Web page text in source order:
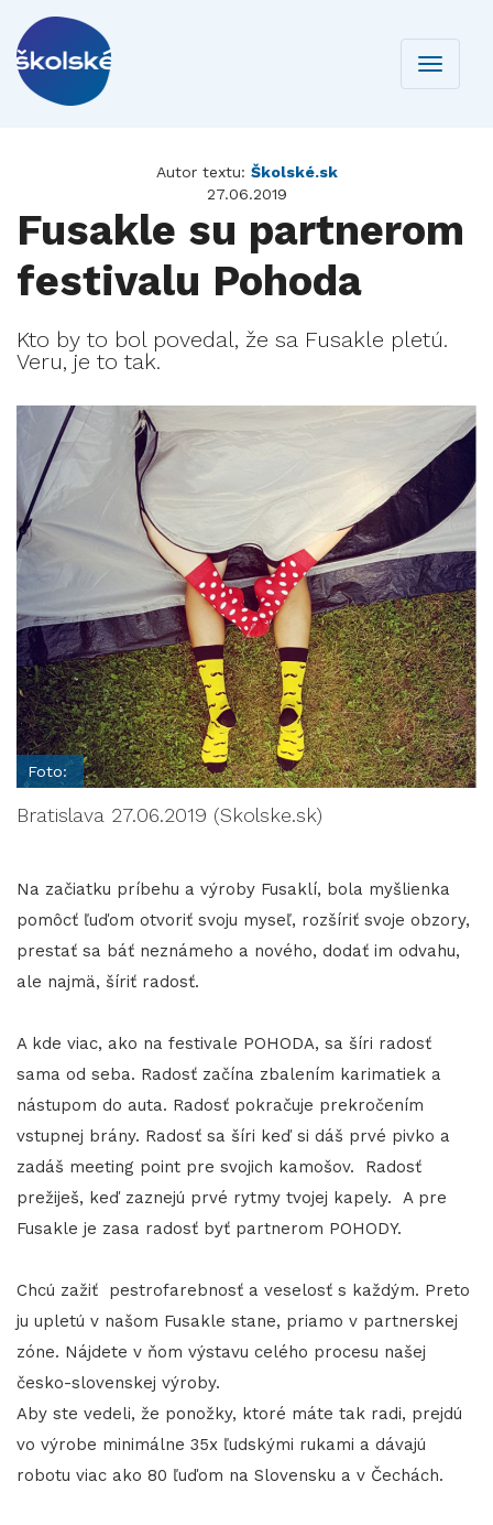
Toggle
Autor textu: Školské.sk
27.06.2019
Fusakle su partnerom
festivalu Pohoda
Kto by to bol povedal, že sa Fusakle pletú.
Veru, je to tak.
Foto:
Bratislava 27.06.2019 (Skolske.sk)
Na začiatku príbehu a výroby Fusaklí, bola myšlienka
pomôcť ľuďom otvoriť svoju myseľ, rozšíriť svoje obzory,
prestať sa báť neznámeho a nového, dodať im odvahu,
ale najmä, šíriť radosť.
A kde viac, ako na festivale POHODA, sa šíri radosť
sama od seba. Radosť začína zbalením karimatiek a
nástupom do auta. Radosť pokračuje prekročením
vstupnej brány. Radosť sa šíri keď si dáš prvé pivko a
zadáš meeting point pre svojich kamošov. Radosť
prežiješ, keď zaznejú prvé rytmy tvojej kapely. A pre
Fusakle je zasa radosť byť partnerom POHODY.
Chcú zažiť pestrofarebnosť a veselosť s každým. Preto
ju upletú v našom Fusakle stane, priamo v partnerskej
zóne. Nájdete v ňom výstavu celého procesu našej
česko-slovenskej výroby.
Aby ste vedeli, že ponožky, ktoré máte tak radi, prejdú
vo výrobe minimálne 35x ľudskými rukami a dávajú
robotu viac ako 80 ľuďom na Slovensku a v Čechách.